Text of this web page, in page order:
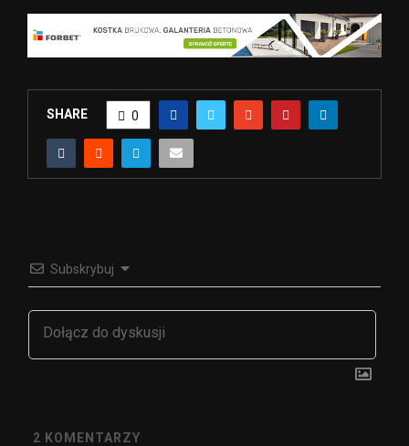
SHARE 0
Subskrybuj
2 KOMENTARZY